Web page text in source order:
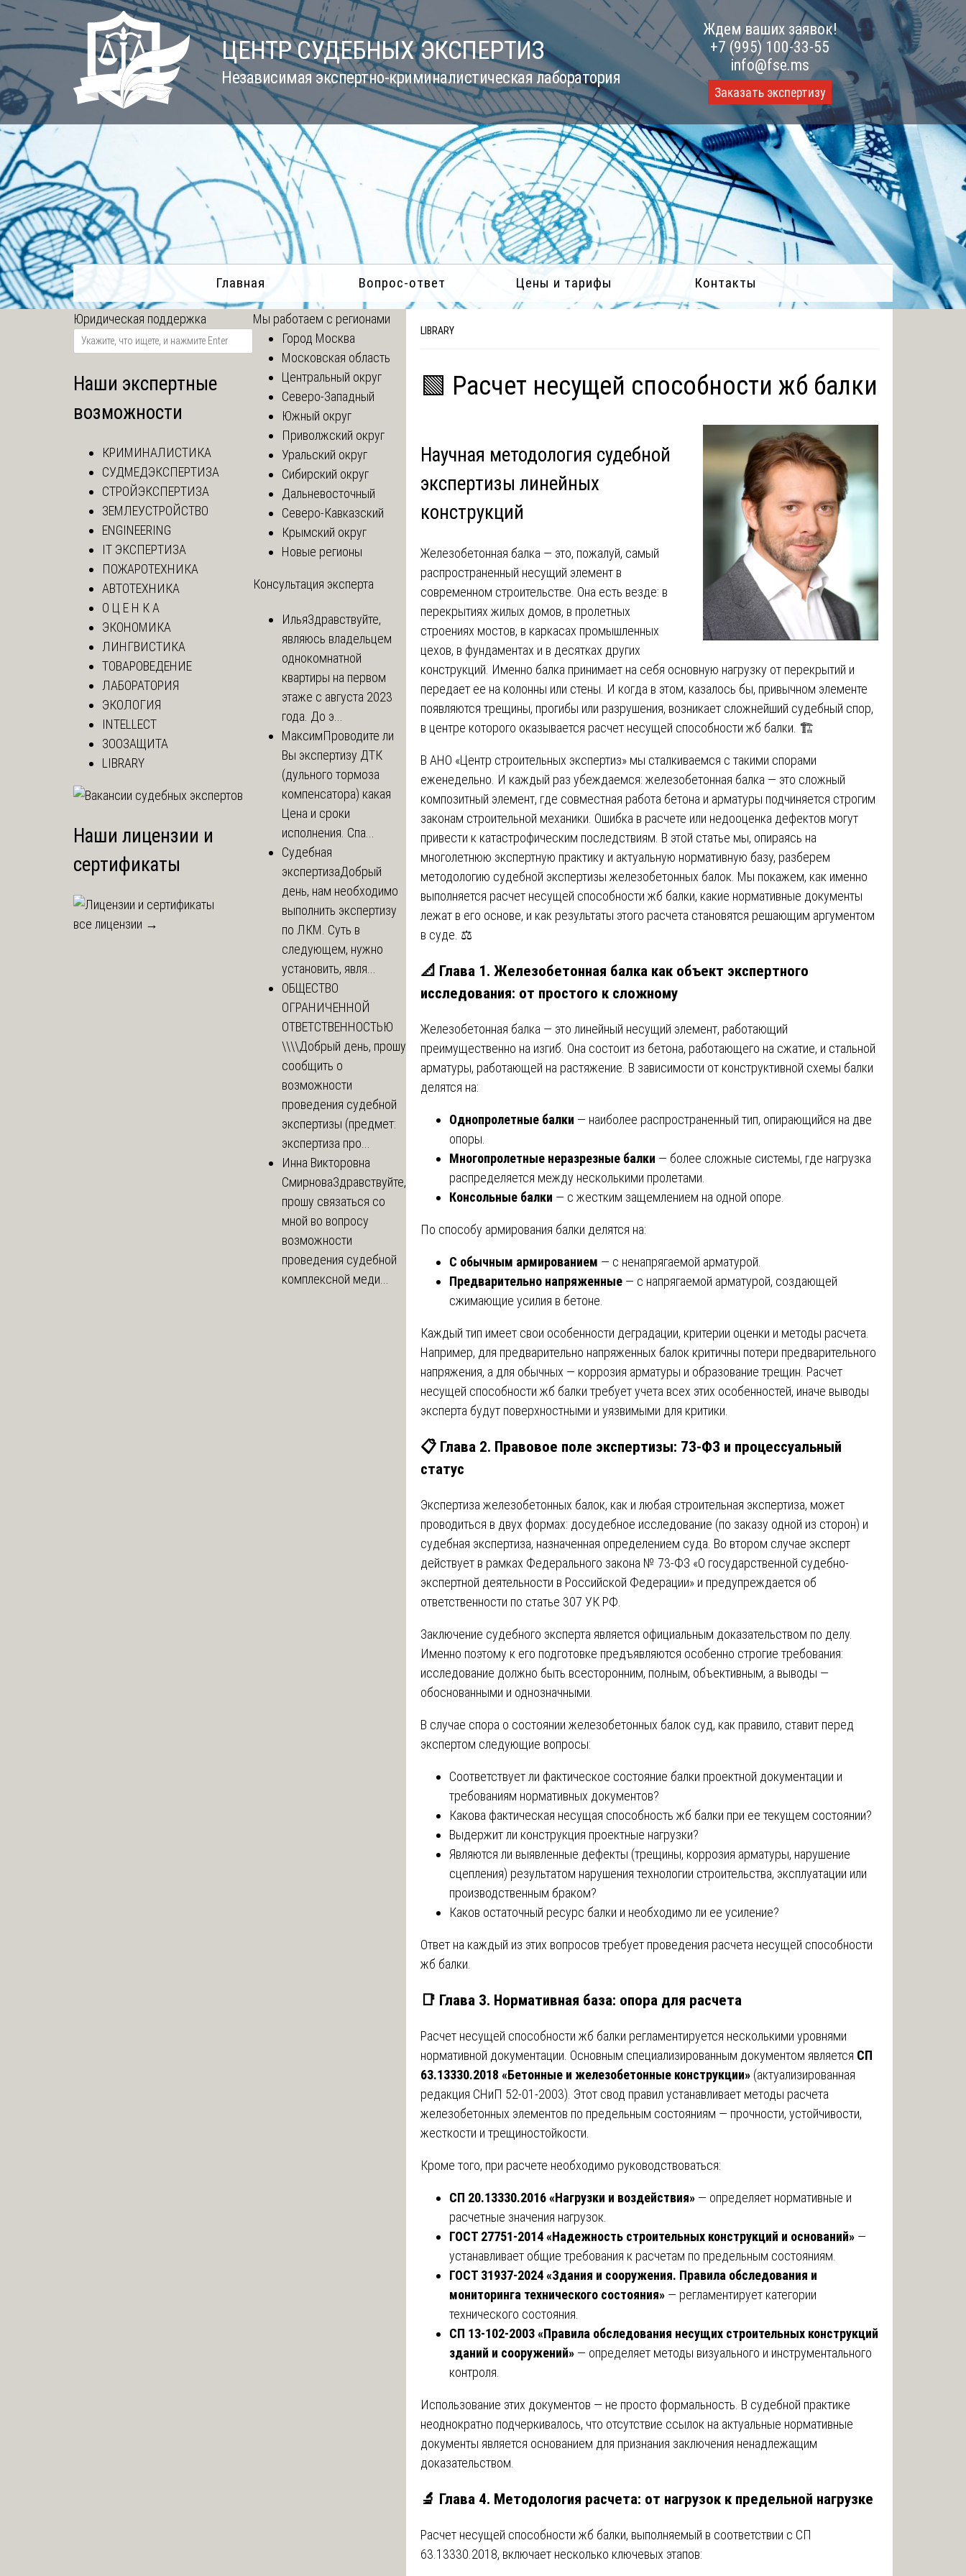
Skip
to
content
ЦЕНТР СУДЕБНЫХ ЭКСПЕРТИЗ
Независимая экспертно-криминалистическая лаборатория
Ждем ваших заявок!
+7 (995) 100-33-55
info@fse.ms
Заказать экспертизу
Главная Вопрос-ответ Цены и тарифы Контакты
LIBRARY
🟩 Расчет несущей способности жб балки
Научная методология судебной
экспертизы линейных
конструкций
Железобетонная балка — это, пожалуй, самый
распространенный несущий элемент в
современном строительстве. Она есть везде: в
перекрытиях жилых домов, в пролетных
строениях мостов, в каркасах промышленных
цехов, в фундаментах и в десятках других
конструкций. Именно балка принимает на себя основную нагрузку от перекрытий и
передает ее на колонны или стены. И когда в этом, казалось бы, привычном элементе
появляются трещины, прогибы или разрушения, возникает сложнейший судебный спор,
в центре которого оказывается расчет несущей способности жб балки. 🏗️
В АНО «Центр строительных экспертиз» мы сталкиваемся с такими спорами
еженедельно. И каждый раз убеждаемся: железобетонная балка — это сложный
композитный элемент, где совместная работа бетона и арматуры подчиняется строгим
законам строительной механики. Ошибка в расчете или недооценка дефектов могут
привести к катастрофическим последствиям. В этой статье мы, опираясь на
многолетнюю экспертную практику и актуальную нормативную базу, разберем
методологию судебной экспертизы железобетонных балок. Мы покажем, как именно
выполняется расчет несущей способности жб балки, какие нормативные документы
лежат в его основе, и как результаты этого расчета становятся решающим аргументом
в суде. ⚖️
📐 Глава 1. Железобетонная балка как объект экспертного
исследования: от простого к сложному
Железобетонная балка — это линейный несущий элемент, работающий
преимущественно на изгиб. Она состоит из бетона, работающего на сжатие, и стальной
арматуры, работающей на растяжение. В зависимости от конструктивной схемы балки
делятся на:
Однопролетные балки — наиболее распространенный тип, опирающийся на две
опоры.
Многопролетные неразрезные балки — более сложные системы, где нагрузка
распределяется между несколькими пролетами.
Консольные балки — с жестким защемлением на одной опоре.
По способу армирования балки делятся на:
С обычным армированием — с ненапрягаемой арматурой.
Предварительно напряженные — с напрягаемой арматурой, создающей
сжимающие усилия в бетоне.
Каждый тип имеет свои особенности деградации, критерии оценки и методы расчета.
Например, для предварительно напряженных балок критичны потери предварительного
напряжения, а для обычных — коррозия арматуры и образование трещин. Расчет
несущей способности жб балки требует учета всех этих особенностей, иначе выводы
эксперта будут поверхностными и уязвимыми для критики.
📋 Глава 2. Правовое поле экспертизы: 73-ФЗ и процессуальный
статус
Экспертиза железобетонных балок, как и любая строительная экспертиза, может
проводиться в двух формах: досудебное исследование (по заказу одной из сторон) и
судебная экспертиза, назначенная определением суда. Во втором случае эксперт
действует в рамках Федерального закона № 73-ФЗ «О государственной судебно-
экспертной деятельности в Российской Федерации» и предупреждается об
ответственности по статье 307 УК РФ.
Заключение судебного эксперта является официальным доказательством по делу.
Именно поэтому к его подготовке предъявляются особенно строгие требования:
исследование должно быть всесторонним, полным, объективным, а выводы —
обоснованными и однозначными.
В случае спора о состоянии железобетонных балок суд, как правило, ставит перед
экспертом следующие вопросы:
Соответствует ли фактическое состояние балки проектной документации и
требованиям нормативных документов?
Какова фактическая несущая способность жб балки при ее текущем состоянии?
Выдержит ли конструкция проектные нагрузки?
Являются ли выявленные дефекты (трещины, коррозия арматуры, нарушение
сцепления) результатом нарушения технологии строительства, эксплуатации или
производственным браком?
Каков остаточный ресурс балки и необходимо ли ее усиление?
Ответ на каждый из этих вопросов требует проведения расчета несущей способности
жб балки.
📑 Глава 3. Нормативная база: опора для расчета
Расчет несущей способности жб балки регламентируется несколькими уровнями
нормативной документации. Основным специализированным документом является СП
63.13330.2018 «Бетонные и железобетонные конструкции» (актуализированная
редакция СНиП 52-01-2003). Этот свод правил устанавливает методы расчета
железобетонных элементов по предельным состояниям — прочности, устойчивости,
жесткости и трещиностойкости.
Кроме того, при расчете необходимо руководствоваться:
СП 20.13330.2016 «Нагрузки и воздействия» — определяет нормативные и
расчетные значения нагрузок.
ГОСТ 27751-2014 «Надежность строительных конструкций и оснований» —
устанавливает общие требования к расчетам по предельным состояниям.
ГОСТ 31937-2024 «Здания и сооружения. Правила обследования и
мониторинга технического состояния» — регламентирует категории
технического состояния.
СП 13-102-2003 «Правила обследования несущих строительных конструкций
зданий и сооружений» — определяет методы визуального и инструментального
контроля.
Использование этих документов — не просто формальность. В судебной практике
неоднократно подчеркивалось, что отсутствие ссылок на актуальные нормативные
документы является основанием для признания заключения ненадлежащим
доказательством.
🔬 Глава 4. Методология расчета: от нагрузок к предельной нагрузке
Расчет несущей способности жб балки, выполняемый в соответствии с СП
63.13330.2018, включает несколько ключевых этапов:
Юридическая поддержка
Наши экспертные
возможности
КРИМИНАЛИСТИКА
СУДМЕДЭКСПЕРТИЗА
СТРОЙЭКСПЕРТИЗА
ЗЕМЛЕУСТРОЙСТВО
ENGINEERING
IT ЭКСПЕРТИЗА
ПОЖАРОТЕХНИКА
АВТОТЕХНИКА
О Ц Е Н К А
ЭКОНОМИКА
ЛИНГВИСТИКА
ТОВАРОВЕДЕНИЕ
ЛАБОРАТОРИЯ
ЭКОЛОГИЯ
INTELLECT
ЗООЗАЩИТА
LIBRARY
Наши лицензии и
сертификаты
все лицензии →
Мы работаем с регионами
Город Москва
Московская область
Центральный округ
Северо-Западный
Южный округ
Приволжский округ
Уральский округ
Сибирский округ
Дальневосточный
Северо-Кавказский
Крымский округ
Новые регионы
Консультация эксперта
ИльяЗдравствуйте,
являюсь владельцем
однокомнатной
квартиры на первом
этаже с августа 2023
года. До э...
МаксимПроводите ли
Вы экспертизу ДТК
(дульного тормоза
компенсатора) какая
Цена и сроки
исполнения. Спа...
Судебная
экспертизаДобрый
день, нам необходимо
выполнить экспертизу
по ЛКМ. Суть в
следующем, нужно
установить, явля...
ОБЩЕСТВО
ОГРАНИЧЕННОЙ
ОТВЕТСТВЕННОСТЬЮ
\\\\Добрый день, прошу
сообщить о
возможности
проведения судебной
экспертизы (предмет:
экспертиза про...
Инна Викторовна
СмирноваЗдравствуйте,
прошу связаться со
мной во вопросу
возможности
проведения судебной
комплексной меди...